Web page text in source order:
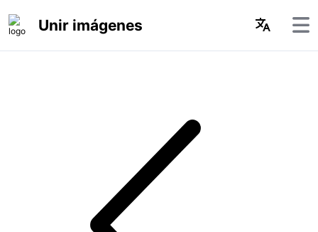
Unir imágenes